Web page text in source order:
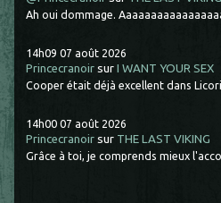
Ah oui dommage.
14h09 07 août 2026
Princecranoir surI WANT YOUR SEX
Cooper était déjà excellent dans
14h00 07 août 2026
Princecranoir sur THE LAST VIKING
Grâce à toi, je comprends mieux